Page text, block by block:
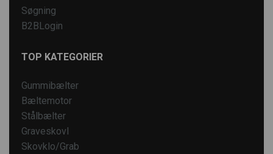
Søgning
B2BLogin
TOP KATEGORIER
Gummibælter
Bæltemotor
Stålbælter
Graveskovl
Skovklo/Grab